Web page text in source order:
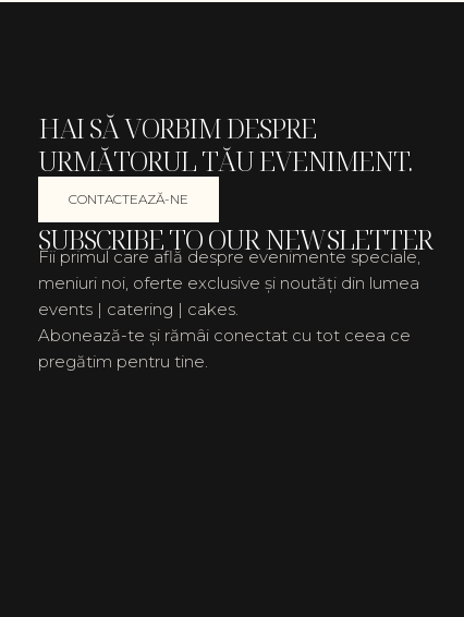
HAI SĂ VORBIM DESPRE
URMĂTORUL TĂU EVENIMENT.
CONTACTEAZĂ-NE
SUBSCRIBE TO OUR NEWSLETTER
Fii primul care află despre evenimente speciale,
meniuri noi, oferte exclusive și noutăți din lumea
events | catering | cakes.
Abonează-te și rămâi conectat cu tot ceea ce
pregătim pentru tine.